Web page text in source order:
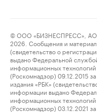
© ООО «БИЗНЕСПРЕСС»,
2026. Сообщения и
(свидетельство о
выдано Федеральной
информационных
(Роскомнадзор) 09.12.2015
издания «РБК»
информации выдано
информационных
(Роскомнадзор) 03.12.2021